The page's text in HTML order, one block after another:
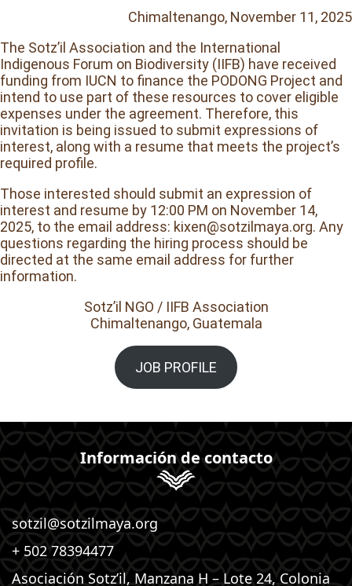
Chimaltenango, November 11, 2025
The Sotz’il Association and the International
Indigenous Forum on Biodiversity (IIFB) have received
funding from IUCN to finance the PODONG Project and
intend to use part of these resources to cover eligible
expenses under the agreement. Therefore, this
invitation is being issued to submit expressions of
interest, along with a resume that meets the project’s
required profile.
Those interested should submit an expression of
interest and resume by 12:00 PM on November 14,
2025, to the email address: kixen@sotzilmaya.org. Any
questions regarding the hiring process should be
directed at the same email address for further
information.
Sotz’il NGO / IIFB Association
Chimaltenango, Guatemala
JOB PROFILE
Información de contacto
sotzil@sotzilmaya.org
+ 502 78394477
Asociación Sotz’il, Manzana H – Lote 24, Colonia